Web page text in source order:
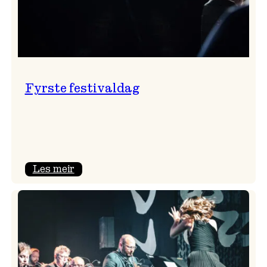
Fyrste festivaldag
Les meir: